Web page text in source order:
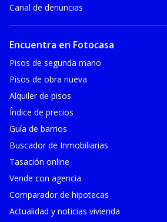
Canal de denuncias
Encuentra en Fotocasa
Pisos de segunda mano
Pisos de obra nueva
Alquiler de pisos
Índice de precios
Guía de barrios
Buscador de Inmobiliarias
Tasación online
Vende con agencia
Comparador de hipotecas
Actualidad y noticias vivienda